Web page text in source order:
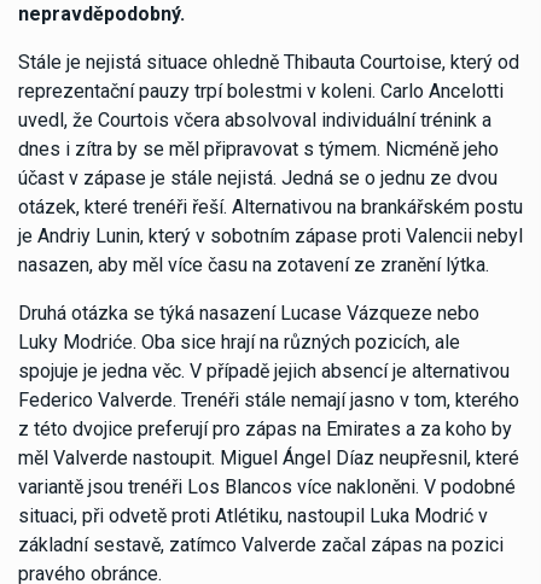
nepravděpodobný.
Stále je nejistá situace ohledně Thibauta Courtoise, který od
reprezentační pauzy trpí bolestmi v koleni. Carlo Ancelotti
uvedl, že Courtois včera absolvoval individuální trénink a
dnes i zítra by se měl připravovat s týmem. Nicméně jeho
účast v zápase je stále nejistá. Jedná se o jednu ze dvou
otázek, které trenéři řeší. Alternativou na brankářském postu
je Andriy Lunin, který v sobotním zápase proti Valencii nebyl
nasazen, aby měl více času na zotavení ze zranění lýtka.
Druhá otázka se týká nasazení Lucase Vázqueze nebo
Luky Modriće. Oba sice hrají na různých pozicích, ale
spojuje je jedna věc. V případě jejich absencí je alternativou
Federico Valverde. Trenéři stále nemají jasno v tom, kterého
z této dvojice preferují pro zápas na Emirates a za koho by
měl Valverde nastoupit. Miguel Ángel Díaz neupřesnil, které
variantě jsou trenéři Los Blancos více nakloněni. V podobné
situaci, při odvetě proti Atlétiku, nastoupil Luka Modrić v
základní sestavě, zatímco Valverde začal zápas na pozici
pravého obránce.